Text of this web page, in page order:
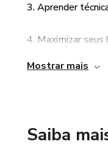
3. Aprender
4. Maximizar seus
5. Oportunidade
Mostrar mais
Saiba